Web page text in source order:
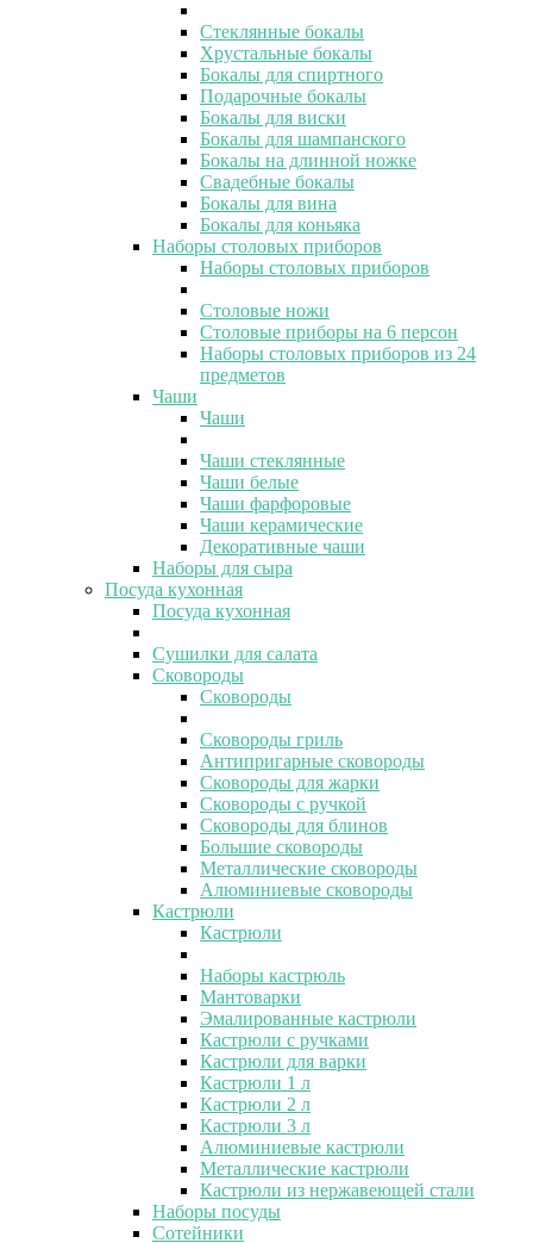
Стеклянные бокалы
Хрустальные бокалы
Бокалы для спиртного
Подарочные бокалы
Бокалы для виски
Бокалы для шампанского
Бокалы на длинной ножке
Свадебные бокалы
Бокалы для вина
Бокалы для коньяка
Наборы столовых приборов
Наборы столовых приборов
Столовые ножи
Столовые приборы на 6 персон
Наборы столовых приборов из 24
предметов
Чаши
Чаши
Чаши стеклянные
Чаши белые
Чаши фарфоровые
Чаши керамические
Декоративные чаши
Наборы для сыра
Посуда кухонная
Посуда кухонная
Сушилки для салата
Сковороды
Сковороды
Сковороды гриль
Антипригарные сковороды
Сковороды для жарки
Сковороды с ручкой
Сковороды для блинов
Большие сковороды
Металлические сковороды
Алюминиевые сковороды
Кастрюли
Кастрюли
Наборы кастрюль
Мантоварки
Эмалированные кастрюли
Кастрюли с ручками
Кастрюли для варки
Кастрюли 1 л
Кастрюли 2 л
Кастрюли 3 л
Алюминиевые кастрюли
Металлические кастрюли
Кастрюли из нержавеющей стали
Наборы посуды
Сотейники